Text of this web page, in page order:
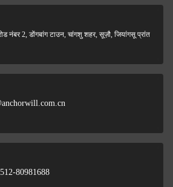
नंबर 2, डोंगबांग टाउन, चांगशु शहर, सूज़ौ, जियांगसू प्रांत
80981688